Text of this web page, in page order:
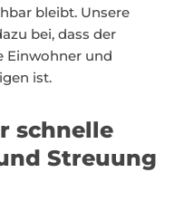
bleibt. Unsere
bei, dass der
Einwohner und
ist.
schnelle
Streuung